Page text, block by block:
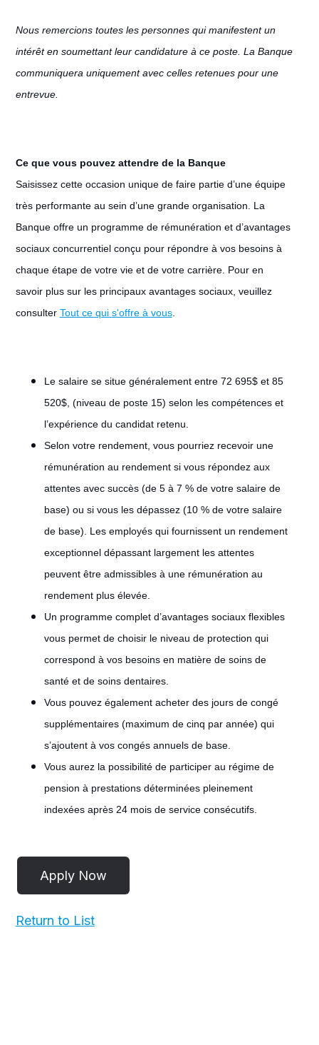
Nous remercions toutes les personnes qui manifestent un
intérêt en soumettant leur candidature à ce poste. La Banque
communiquera uniquement avec celles retenues pour une
entrevue.
Ce que vous pouvez attendre de la Banque
Saisissez cette occasion unique de faire partie d’une équipe
très performante au sein d’une grande organisation. La
Banque offre un programme de rémunération et d’avantages
sociaux concurrentiel conçu pour répondre à vos besoins à
chaque étape de votre vie et de votre carrière. Pour en
savoir plus sur les principaux avantages sociaux, veuillez
consulter Tout ce qui s'offre à vous.
Le salaire se situe généralement entre 72 695$ et 85
520$, (niveau de poste 15) selon les compétences et
l’expérience du candidat retenu.
Selon votre rendement, vous pourriez recevoir une
rémunération au rendement si vous répondez aux
attentes avec succès (de 5 à 7 % de votre salaire de
base) ou si vous les dépassez (10 % de votre salaire
de base). Les employés qui fournissent un rendement
exceptionnel dépassant largement les attentes
peuvent être admissibles à une rémunération au
rendement plus élevée.
Un programme complet d’avantages sociaux flexibles
vous permet de choisir le niveau de protection qui
correspond à vos besoins en matière de soins de
santé et de soins dentaires.
Vous pouvez également acheter des jours de congé
supplémentaires (maximum de cinq par année) qui
s’ajoutent à vos congés annuels de base.
Vous aurez la possibilité de participer au régime de
pension à prestations déterminées pleinement
indexées après 24 mois de service consécutifs.
Return to List